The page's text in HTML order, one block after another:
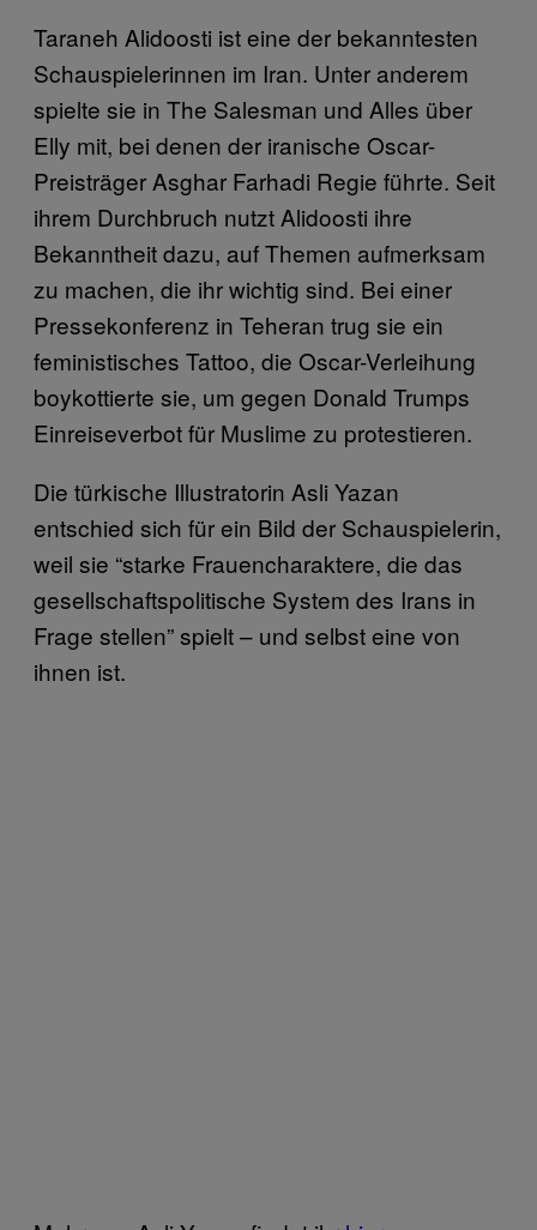
Taraneh Alidoosti ist eine der bekanntesten
Schauspielerinnen im Iran. Unter anderem
spielte sie in The Salesman und Alles über
Elly mit, bei denen der iranische Oscar-
Preisträger Asghar Farhadi Regie führte. Seit
ihrem Durchbruch nutzt Alidoosti ihre
Bekanntheit dazu, auf Themen aufmerksam
zu machen, die ihr wichtig sind. Bei einer
Pressekonferenz in Teheran trug sie ein
feministisches Tattoo, die Oscar-Verleihung
boykottierte sie, um gegen Donald Trumps
Einreiseverbot für Muslime zu protestieren.
Die türkische Illustratorin Asli Yazan
entschied sich für ein Bild der Schauspielerin,
weil sie “starke Frauencharaktere, die das
gesellschaftspolitische System des Irans in
Frage stellen” spielt – und selbst eine von
ihnen ist.